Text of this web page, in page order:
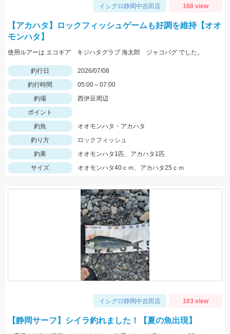
イシグロ静岡中吉田店 168 view
【アカハタ】ロックフィッシュゲームも好調を維持【オオ
モンハタ】
使用ルアーは エコギア キジハタグラブ 海太郎 ジャコバグ でした。
釣行日
2026/07/08
釣行時間
05:00～07:00
釣場
西伊豆周辺
ポイント
釣魚
オオモンハタ・アカハタ
釣り方
ロックフィッシュ
釣果
オオモンハタ1匹、アカハタ1匹
サイズ
オオモンハタ40ｃｍ、アカハタ25ｃｍ
イシグロ静岡中吉田店 103 view
【静岡サーフ】シイラ釣れました！【夏の魚出現】